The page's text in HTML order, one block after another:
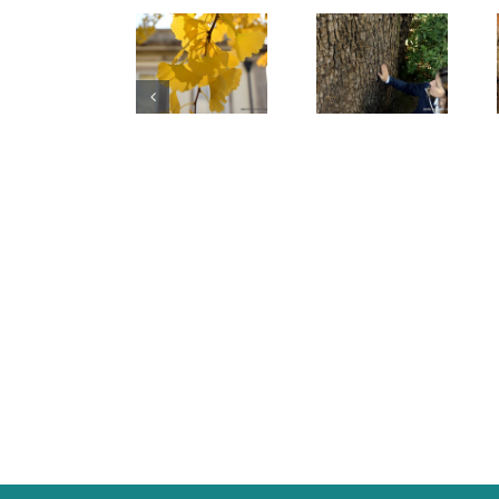
Árvores da
Arrábida:
gigantes
com vista
para o
Árvores de
Campanhã
e Santo
Ildefonso:
raridades